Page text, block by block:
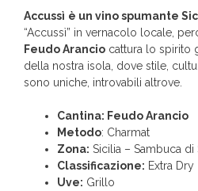
Accussì è un vino spumante
“Accussì” in vernacolo locale,
Feudo Arancio cattura lo spirito
della nostra isola, dove stile,
sono uniche, introvabili altrove.
Cantina: Feudo Arancio
Metodo: Charmat
Zona: Sicilia – Sambuca di
Classificazione: Extra Dry
Uve: Grillo